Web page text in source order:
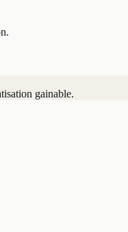
gainable.